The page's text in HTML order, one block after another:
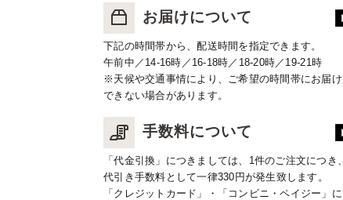
お届けについて
下記の時間帯から、配送時間を指定できます。
午前中／14-16時／16-18時／18-20時／19-21時
※天候や交通事情により、ご希望の時間帯にお届け
できない場合があります。
手数料について
「代金引換」につきましては、1件のご注文につき、
代引き手数料として一律330円が発生致します。
「クレジットカード」・「コンビニ・ペイジー」に